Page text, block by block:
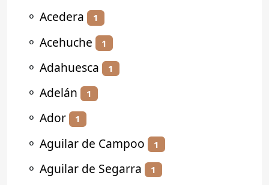
⚬ Acedera 1
⚬ Acehuche 1
⚬ Adahuesca 1
⚬ Adelán 1
⚬ Ador 1
⚬ Aguilar de Campoo 1
⚬ Aguilar de Segarra 1